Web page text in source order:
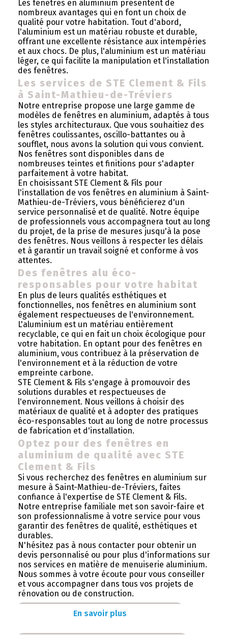
Les fenêtres en aluminium présentent de
nombreux avantages qui en font un choix de
qualité pour votre habitation. Tout d'abord,
l'aluminium est un matériau robuste et durable,
offrant une excellente résistance aux intempéries
et aux chocs. De plus, l'aluminium est un matériau
léger, ce qui facilite la manipulation et l'installation
des fenêtres.
Les services de STE Clement & Fils
à Saint-Mathieu-de-Tréviers
Notre entreprise propose une large gamme de
modèles de fenêtres en aluminium, adaptés à tous
les styles architecturaux. Que vous souhaitiez des
fenêtres coulissantes, oscillo-battantes ou à
soufflet, nous avons la solution qui vous convient.
Nos fenêtres sont disponibles dans de
nombreuses teintes et finitions pour s'adapter
parfaitement à votre habitat.
En choisissant STE Clement & Fils pour
l'installation de vos fenêtres en aluminium à Saint-
Mathieu-de-Tréviers, vous bénéficierez d'un
service personnalisé et de qualité. Notre équipe
de professionnels vous accompagnera tout au long
du projet, de la prise de mesures jusqu'à la pose
des fenêtres. Nous veillons à respecter les délais
et à garantir un travail soigné et conforme à vos
attentes.
Des fenêtres alu éco-
responsables pour votre habitat
En plus de leurs qualités esthétiques et
fonctionnelles, nos fenêtres en aluminium sont
également respectueuses de l'environnement.
L'aluminium est un matériau entièrement
recyclable, ce qui en fait un choix écologique pour
votre habitation. En optant pour des fenêtres en
aluminium, vous contribuez à la préservation de
l'environnement et à la réduction de votre
empreinte carbone.
STE Clement & Fils s'engage à promouvoir des
solutions durables et respectueuses de
l'environnement. Nous veillons à choisir des
matériaux de qualité et à adopter des pratiques
éco-responsables tout au long de notre processus
de fabrication et d'installation.
Optez pour des fenêtres en
aluminium de qualité avec STE
Clement & Fils
Si vous recherchez des fenêtres en aluminium sur
mesure à Saint-Mathieu-de-Tréviers, faites
confiance à l'expertise de STE Clement & Fils.
Notre entreprise familiale met son savoir-faire et
son professionnalisme à votre service pour vous
garantir des fenêtres de qualité, esthétiques et
durables.
N'hésitez pas à nous contacter pour obtenir un
devis personnalisé ou pour plus d'informations sur
nos services en matière de menuiserie aluminium.
Nous sommes à votre écoute pour vous conseiller
et vous accompagner dans tous vos projets de
rénovation ou de construction.
En savoir plus